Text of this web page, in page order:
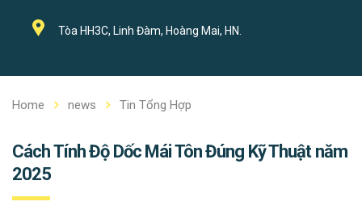
Tòa HH3C, Linh Đàm, Hoàng Mai, HN.
Home news Tin Tổng Hợp
Cách Tính Độ Dốc Mái Tôn Đúng Kỹ Thuật năm
2025